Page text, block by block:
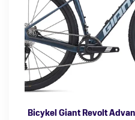
Bicykel Giant Revolt